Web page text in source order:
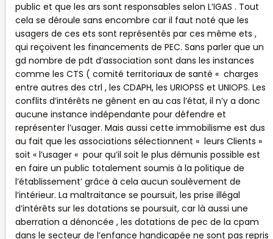
public et que les ars sont responsables selon L’IGAS . Tout
cela se déroule sans encombre car il faut noté que les
usagers de ces ets sont représentés par ces même ets ,
qui reçoivent les financements de PEC. Sans parler que un
gd nombre de pdt d’association sont dans les instances
comme les CTS ( comité territoriaux de santé « charges
entre autres des ctrl , les CDAPH, les URIOPSS et UNIOPS. Les
conflits d’intérêts ne gênent en au cas l’état, il n’y a donc
aucune instance indépendante pour défendre et
représenter l’usager. Mais aussi cette immobilisme est dus
au fait que les associations sélectionnent « leurs Clients »
soit « l’usager « pour qu’il soit le plus démunis possible est
en faire un public totalement soumis à la politique de
l’établissement’ grâce à cela aucun soulèvement de
l’intérieur. La maltraitance se poursuit, les prise illégal
d’intérêts sur les dotations se poursuit, car là aussi une
aberration a dénoncée , les dotations de pec de la cpam
dans le secteur de l’enfance handicapée ne sont pas repris